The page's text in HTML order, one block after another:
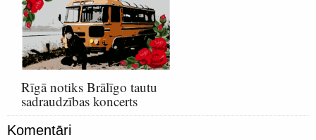
Rīgā notiks Brālīgo tautu
sadraudzības koncerts
Komentāri